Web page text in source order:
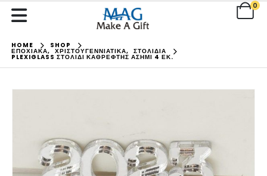
0
HOME SHOP
ΕΠΟΧΙΑΚΑ, ΧΡΙΣΤΟΥΓΕΝΝΙΑΤΙΚΑ, ΣΤΟΛΙΔΙΑ
PLEXIGLASS ΣΤΟΛΊΔΙ ΚΑΘΡΈΦΤΗΣ ΑΣΗΜΊ 4 ΕΚ.